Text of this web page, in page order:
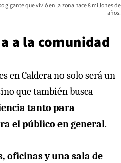
gigante que vivió en la zona hace 8 millones de
años.
a la comunidad
en Caldera no solo será un
que también busca
tanto para
el público en general.
oficinas y una sala de